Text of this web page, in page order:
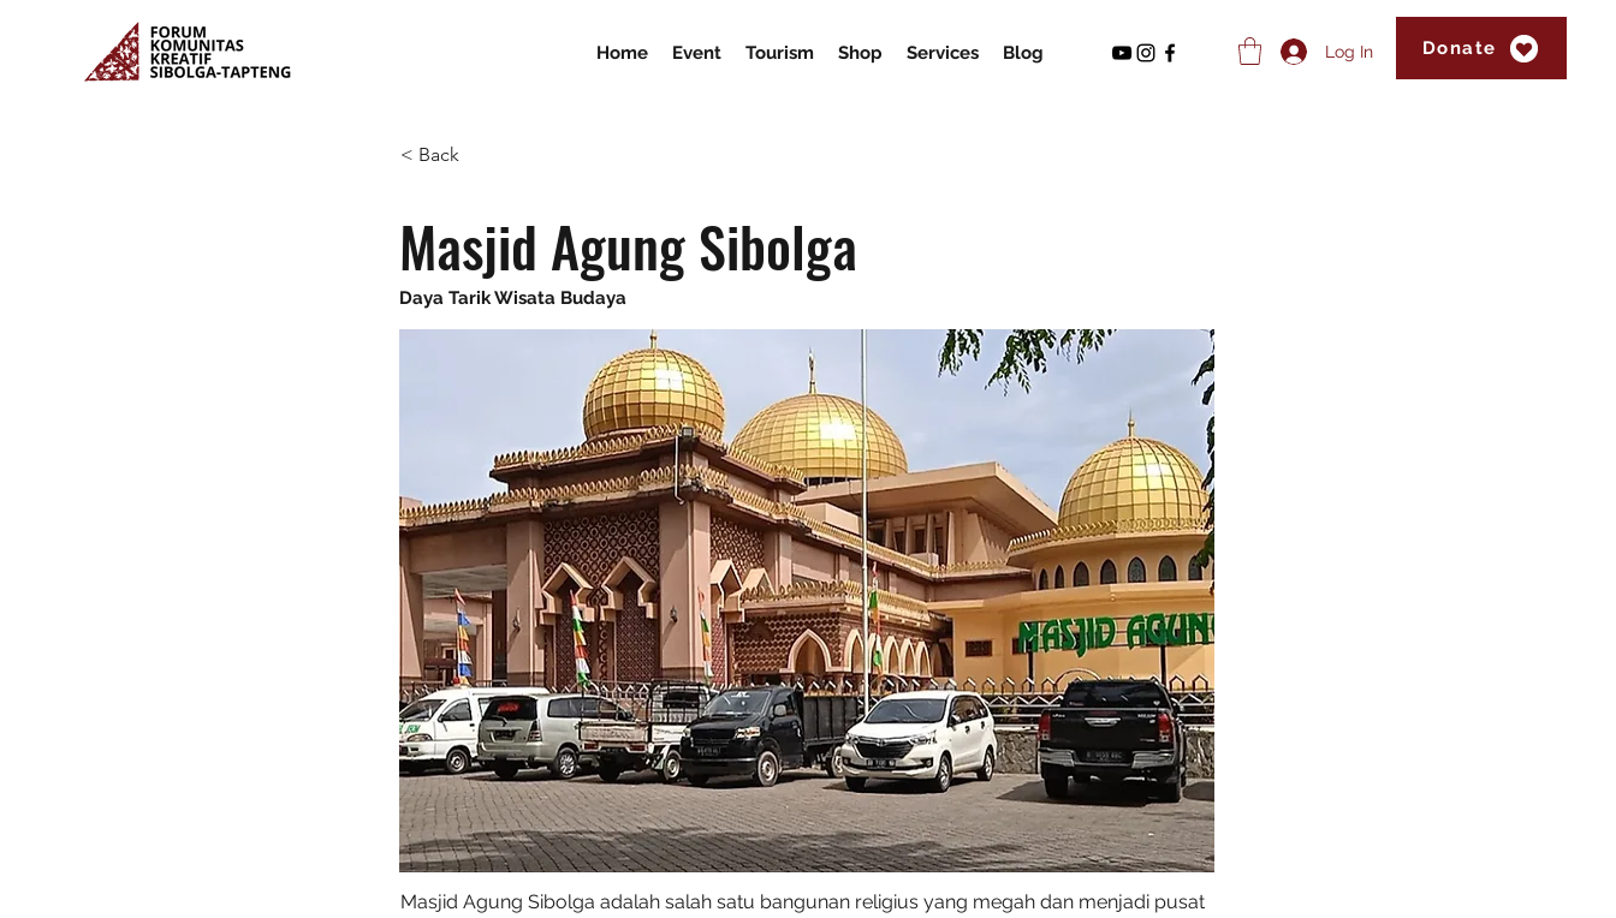
Home Event Tourism Shop Services Blog Log In Donate
< Back
Masjid Agung Sibolga
Daya Tarik Wisata Budaya
Masjid Agung Sibolga adalah salah satu bangunan religius yang megah dan menjadi pusat